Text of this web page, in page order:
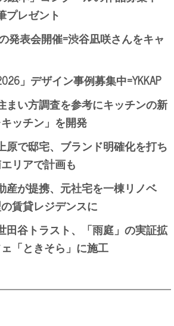
プレゼント
発表会開催=渋谷凪咲さんをキャ
」デザイン事例募集中=YKKAP
まい方調査を参考にキッチンの新
ッチン」を開発
原で邸宅、ブランド明確化を打ち
リアで計画も
産が提携、元社宅を一棟リノベ
賃貸レジデンスに
田谷トラスト、「雨庭」の実証拡
「ときそら」に施工